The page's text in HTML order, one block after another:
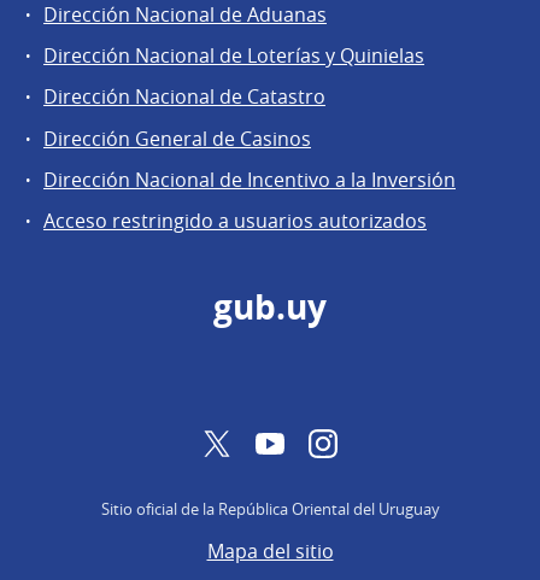
Áreas
de
la
Dirección
General
de
Secretaría
Dirección Nacional de Aduanas
Dirección Nacional de Loterías y Quinielas
Dirección Nacional de Catastro
Dirección General de Casinos
Dirección Nacional de Incentivo a la Inversión
Acceso restringido a usuarios autorizados
gub.uy
TwitterYouTubeInstagram
Sitio oficial de la República Oriental del Uruguay
Mapa del sitio